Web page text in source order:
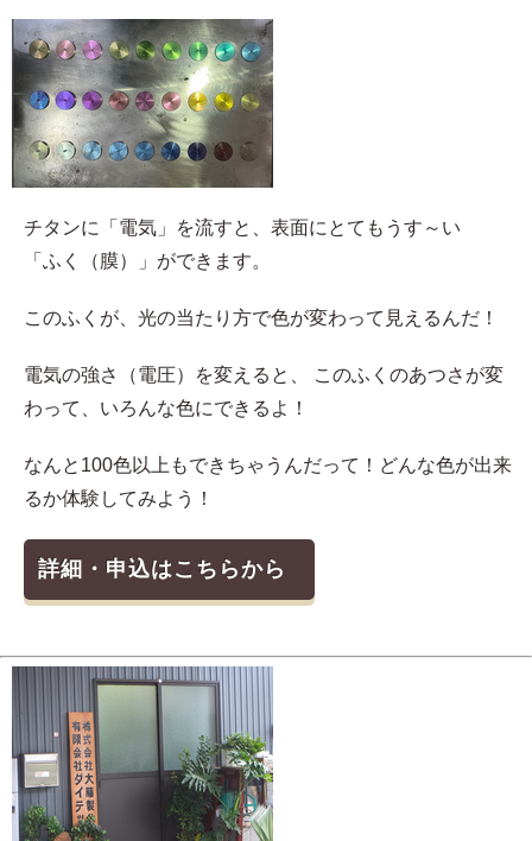
チタンに「電気」を流すと、表面にとてもうす～い
「ふく（膜）」ができます。
このふくが、光の当たり方で色が変わって見えるんだ！
電気の強さ（電圧）を変えると、 このふくのあつさが変
わって、いろんな色にできるよ！
なんと100色以上もできちゃうんだって！どんな色が出来
るか体験してみよう！
詳細・申込はこちらから